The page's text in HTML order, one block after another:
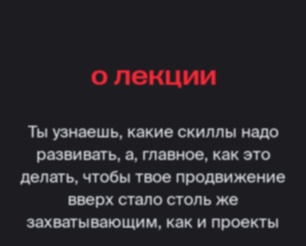
о лекции
Ты узнаешь, какие скиллы надо
развивать, а, главное, как это
делать, чтобы твое продвижение
вверх стало столь же
захватывающим, как и проекты